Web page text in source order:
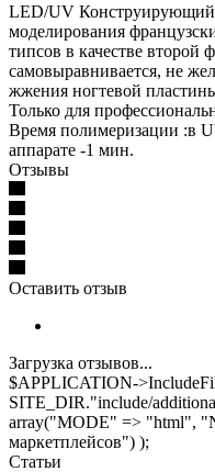
LED/UV Конструирующий
моделирования
типсов в качестве второй
самовыравнивается, не
жжения ногтевой
Только для
Время полимеризации :в
аппарате -1 мин.
Отзывы
Оставить отзыв
Загрузка отзывов...
$APPLICATION-
SITE_DIR."include/
array("MODE" => "html",
маркетплейсов") );
Статьи